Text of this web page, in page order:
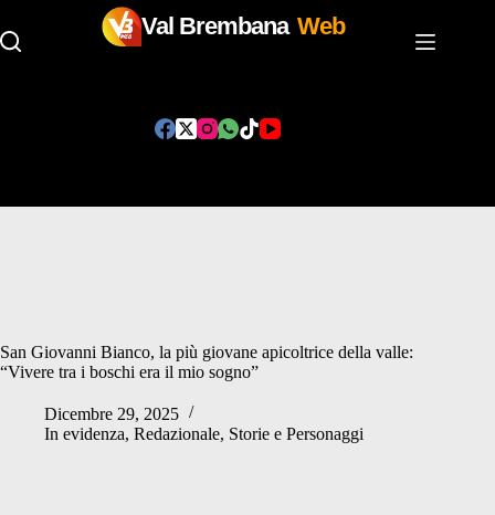
Val Brembana Web
San Giovanni Bianco, la più giovane apicoltrice della valle:
“Vivere tra i boschi era il mio sogno”
Dicembre 29, 2025
In evidenza, Redazionale, Storie e Personaggi